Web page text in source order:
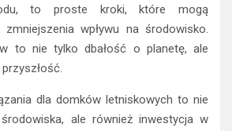
to proste kroki, które mogą
wpływu na środowisko.
to nie tylko dbałość o planetę, ale
dla domków letniskowych to nie
ale również inwestycja w